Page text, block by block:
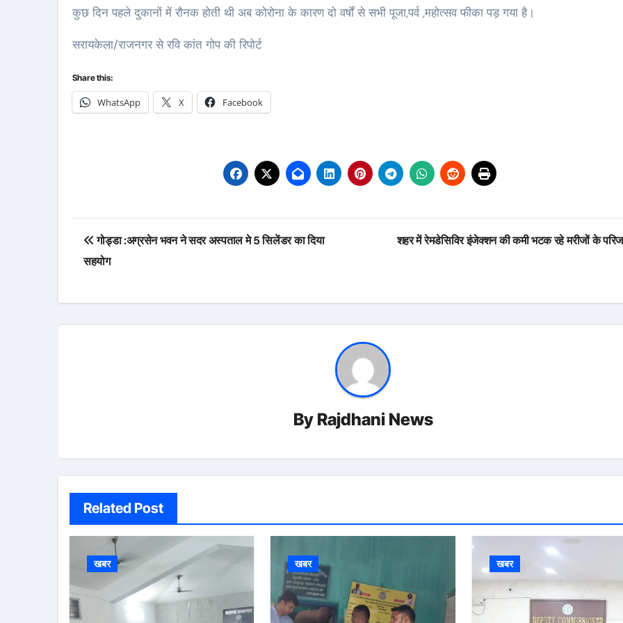
कुछ दिन पहले दुकानों में रौनक होती थी अब कोरोना के कारण दो वर्षों से सभी पूजा,पर्व ,महोत्सव फीका पड़ गया है।
सरायकेला/राजनगर से रवि कांत गोप की रिपोर्ट
Share this:
WhatsApp X Facebook
Post
navigation
गोड्डा :अग्रसेन भवन ने सदर अस्पताल मे 5 सिलेंडर का दिया
सहयोग
शहर में रेमडेसिविर इंजेक्शन की कमी भटक रहे मरीजों के
By Rajdhani News
Related Post
खबर खबर खबर